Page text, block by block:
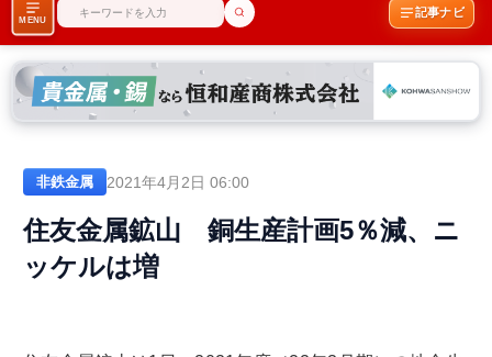
MENU
記事ナビ
非鉄金属 2021年4月2日 06:00
住友金属鉱山 銅生産計画5％減、ニ
ッケルは増